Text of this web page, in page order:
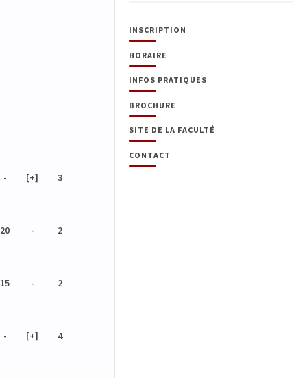
INSCRIPTION
HORAIRE
INFOS PRATIQUES
BROCHURE
SITE DE LA FACULTÉ
CONTACT
- [+] 3
20 - 2
15 - 2
- [+] 4